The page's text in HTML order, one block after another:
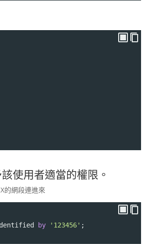
使用者適當的權限。
的網段連進來
by '123456' ;